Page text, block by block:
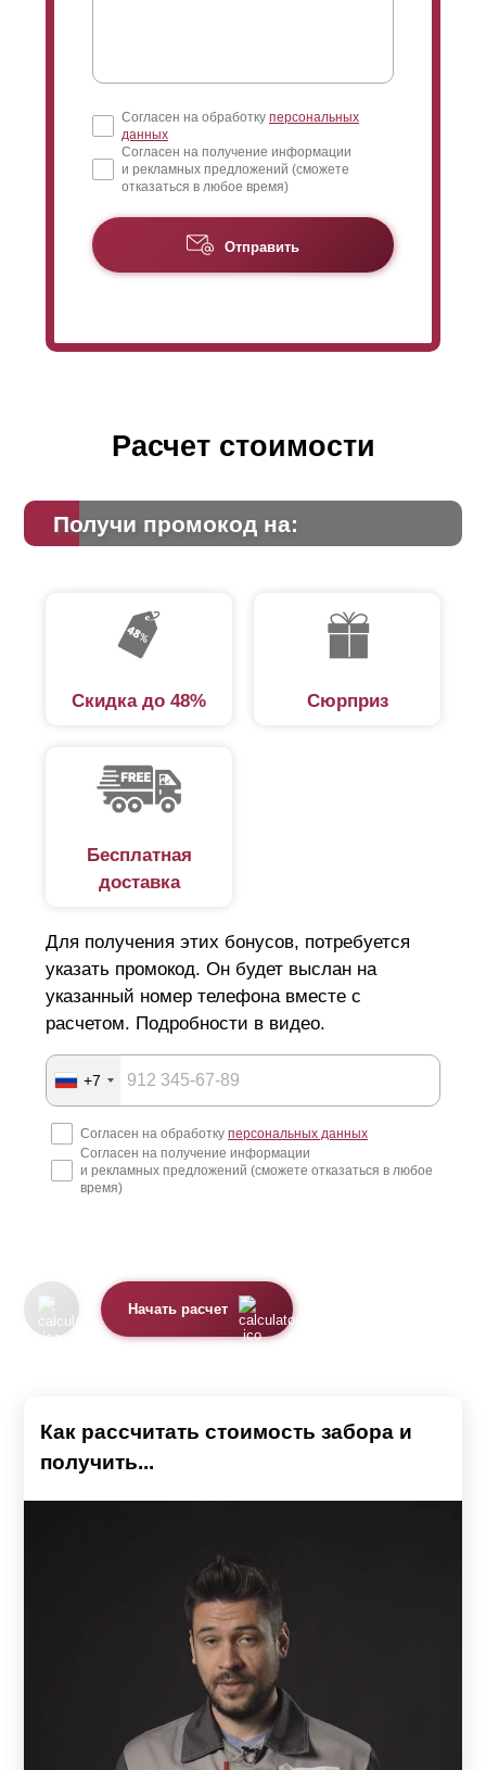
Согласен на обработку персональных
данных
Согласен на получение информации
и рекламных предложений (сможете
отказаться в любое время)
Отправить
Расчет стоимости
Получи промокод на:
Скидка до 48% Сюрприз
Бесплатная
доставка
Для получения этих бонусов, потребуется
указать промокод. Он будет выслан на
указанный номер телефона вместе с
расчетом. Подробности в видео.
+7
Согласен на обработку персональных данных
Согласен на получение информации
и рекламных предложений (сможете отказаться в любое
время)
Начать расчет
Как рассчитать стоимость забора и
получить...